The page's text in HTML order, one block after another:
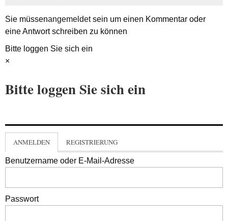
Sie müssenangemeldetsein um einen Kommentar oder
eine Antwort schreiben zu können
Bitte loggen Sie sich ein
×
Bitte loggen Sie sich ein
ANMELDEN REGISTRIERUNG
Benutzername oder E-Mail-Adresse
Passwort